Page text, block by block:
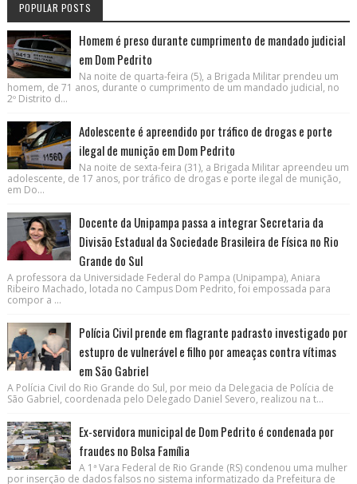
POPULAR POSTS
Homem é preso durante cumprimento de mandado judicial
em Dom Pedrito
Na noite de quarta-feira (5), a Brigada Militar prendeu um
homem, de 71 anos, durante o cumprimento de um mandado judicial, no
2º Distrito d...
Adolescente é apreendido por tráfico de drogas e porte
ilegal de munição em Dom Pedrito
Na noite de sexta-feira (31), a Brigada Militar apreendeu um
adolescente, de 17 anos, por tráfico de drogas e porte ilegal de munição,
em Do...
Docente da Unipampa passa a integrar Secretaria da
Divisão Estadual da Sociedade Brasileira de Física no Rio
Grande do Sul
A professora da Universidade Federal do Pampa (Unipampa), Aniara
Ribeiro Machado, lotada no Campus Dom Pedrito, foi empossada para
compor a ...
Polícia Civil prende em flagrante padrasto investigado por
estupro de vulnerável e filho por ameaças contra vítimas
em São Gabriel
A Polícia Civil do Rio Grande do Sul, por meio da Delegacia de Polícia de
São Gabriel, coordenada pelo Delegado Daniel Severo, realizou na t...
Ex-servidora municipal de Dom Pedrito é condenada por
fraudes no Bolsa Família
A 1ª Vara Federal de Rio Grande (RS) condenou uma mulher
por inserção de dados falsos no sistema informatizado da Prefeitura de